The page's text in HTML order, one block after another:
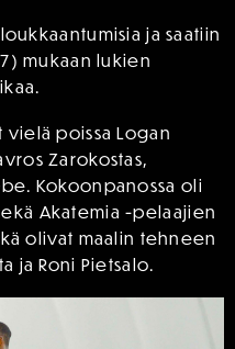
ja saatiin
mukaan lukien
poissa Logan
Zarokostas,
Kokoonpanossa oli
Akatemia -pelaajien
olivat maalin tehneen
ja Roni Pietsalo.